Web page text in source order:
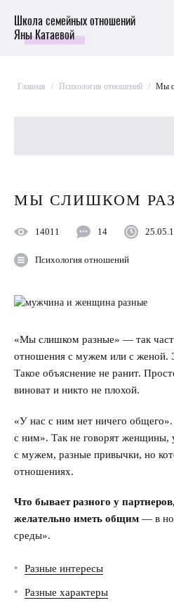
Школа семейных отношений
Яны Катаевой
Главная / Психология отношений / Мы
МЫ СЛИШКОМ
14011 14
Психология отношений
«Мы слишком разные» — так
отношения с мужем или с женой.
Такое объяснение не ранит.
виноват и никто не плохой.
«У нас с ним нет ничего
с ним». Так не говорят женщины,
с мужем, разные привычки, но
отношениях.
Что бывает разного у
желательно иметь общим — в
среды».
Разные интересы
Разные характеры
Лучшие статьи
Пройти Тест
Улучшить отношения с мужем
Секс
Измена
Кинозал
Воспитать детей счастливыми
Саморазвитие